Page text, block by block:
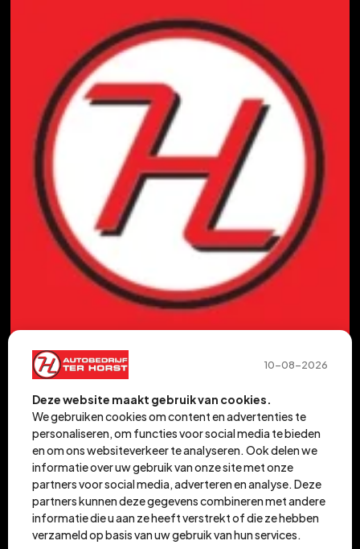
10-08-2026
Deze website maakt gebruik van cookies.
We gebruiken cookies om content en advertenties te
personaliseren, om functies voor social media te bieden
en om ons websiteverkeer te analyseren. Ook delen we
informatie over uw gebruik van onze site met onze
partners voor social media, adverteren en analyse. Deze
partners kunnen deze gegevens combineren met andere
informatie die u aan ze heeft verstrekt of die ze hebben
verzameld op basis van uw gebruik van hun services.